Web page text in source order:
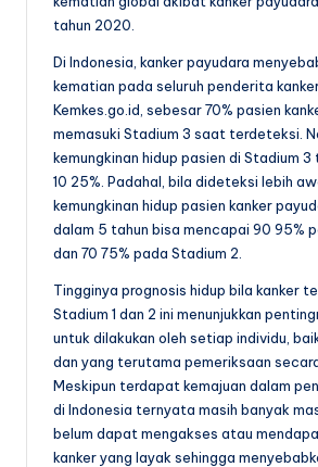
tahun 2020.
Di Indonesia, kanker payudara
kematian pada seluruh penderita
Kemkes.go.id, sebesar 70% pasien
memasuki Stadium 3 saat terdeteksi.
kemungkinan hidup pasien di Stadium
10 25%. Padahal, bila dideteksi lebih
kemungkinan hidup pasien kanker
dalam 5 tahun bisa mencapai 90 95%
dan 70 75% pada Stadium 2.
Tingginya prognosis hidup bila kanker
Stadium 1 dan 2 ini menunjukkan
untuk dilakukan oleh setiap individu,
dan yang terutama pemeriksaan
Meskipun terdapat kemajuan dalam
di Indonesia ternyata masih banyak
belum dapat mengakses atau
kanker yang layak sehingga